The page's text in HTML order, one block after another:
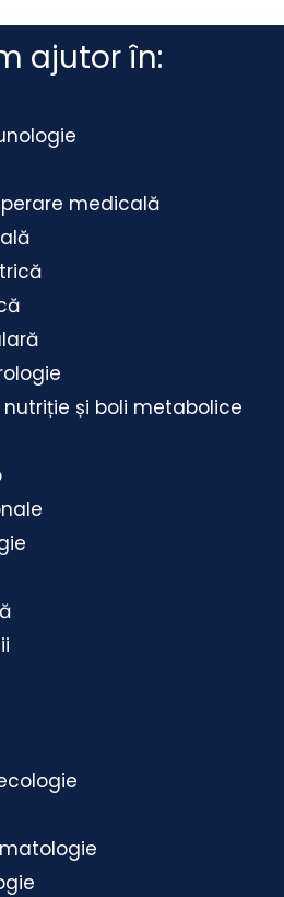
ajutor în:
medicală
și boli metabolice